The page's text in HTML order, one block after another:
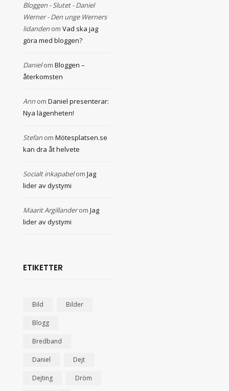
Bloggen - Slutet - Daniel
Werner - Den unge Werners
lidanden om Vad ska jag
göra med bloggen?
Danielom Bloggen –
återkomsten
Ann om Daniel presenterar:
Nya lägenheten!
Stefan om Mötesplatsen.se
kan dra åt helvete
Socialt inkapabelom Jag
lider av dystymi
Maarit Argillanderom Jag
lider av dystymi
ETIKETTER
Bild Bilder
Blogg
Bredband
Daniel Dejt
Dejting Dröm